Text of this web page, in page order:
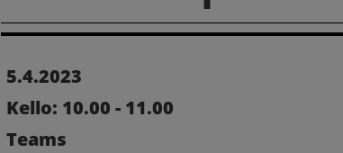
5.4.2023
Kello: 10.00 - 11.00
Teams